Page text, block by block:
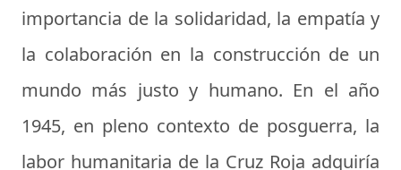
importancia de la solidaridad, la empatía y
la colaboración en la construcción de un
mundo más justo y humano. En el año
1945, en pleno contexto de posguerra, la
labor humanitaria de la Cruz Roja adquiría